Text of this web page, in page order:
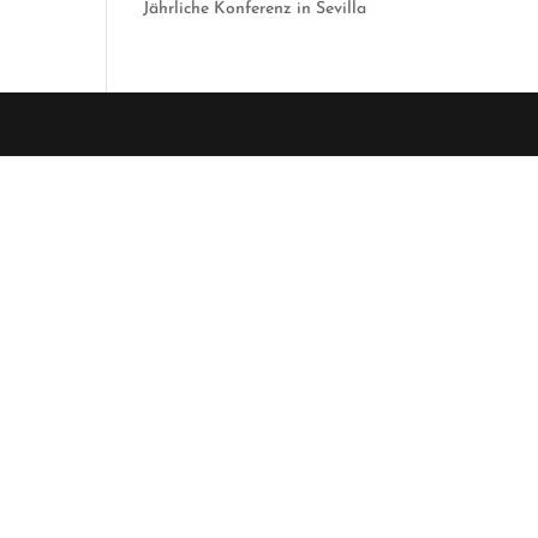
Jährliche Konferenz in Sevilla